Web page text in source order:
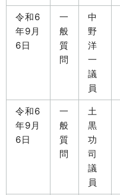
令和6
年9月
6日
一
般
質
問
中
野
洋
一
議
員
令和6
年9月
6日
一
般
質
問
土
黒
功
司
議
員